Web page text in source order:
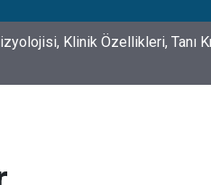
Çıktı? 10 Mayıs